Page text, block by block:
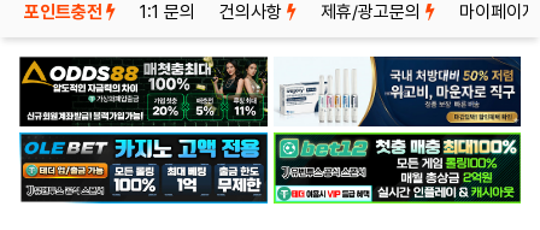
포인트충전 1:1 문의 건의사항 제휴/광고문의 마이페이지